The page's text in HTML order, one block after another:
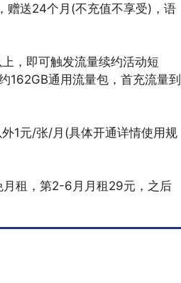
赠送24个月(不充值不享受)，语
，即可触发流量续约活动短
162GB通用流量包，首充流量到
1元/张/月(具体开通详情使用规
租，第2-6月月租29元，之后